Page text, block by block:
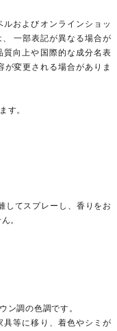
およびオンラインショッ
一部表記が異なる場合が
向上や国際的な成分名表
変更される場合がありま
す。
してスプレーし、香りをお
。
ン調の色調です。
等に移り、着色やシミが